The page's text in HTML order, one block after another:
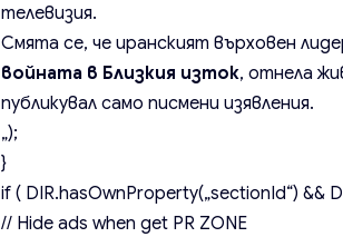
телевизия.
Смята се, че иранският върховен
войната в Близкия изток, отнела
публикувал само писмени изявления.
„);
}
if ( DIR.hasOwnProperty(„sectionId“) &&
// Hide ads when get PR ZONE